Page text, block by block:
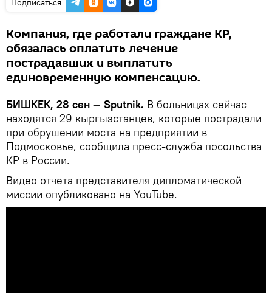
Подписаться
Компания, где работали граждане КР,
обязалась оплатить лечение
пострадавших и выплатить
единовременную компенсацию.
БИШКЕК, 28 сен — Sputnik. В больницах сейчас
находятся 29 кыргызстанцев, которые пострадали
при обрушении моста на предприятии в
Подмосковье, сообщила пресс-служба посольства
КР в России.
Видео отчета представителя дипломатической
миссии опубликовано на YouTube.